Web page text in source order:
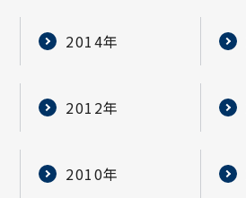
2014年
2012年
2010年